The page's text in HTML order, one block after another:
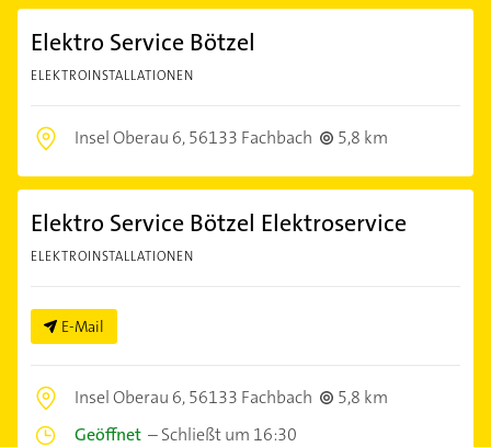
Elektro Service Bötzel
ELEKTROINSTALLATIONEN
Insel Oberau 6,56133 Fachbach 5,8 km
Elektro Service Bötzel Elektroservice
ELEKTROINSTALLATIONEN
E-Mail
Insel Oberau 6,56133 Fachbach
5,8 km
Geöffnet –Schließt um 16:30